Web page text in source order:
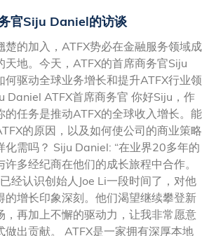
官Siju Daniel的访谈
楚的加入，ATFX势必在金融服务领域成
天地。今天，ATFX的首席商务官Siju
何驱动全球业务增长和提升ATFX行业领
Daniel ATFX首席商务官 你好Siju，作
的任务是推动ATFX的全球收入增长。能
的原因，以及如何使公司的商业策略
化需吗？ Siju Daniel: “在业界20多年的
多经纪商在他们的成长旅程中合作。
经认识创始人Joe Li一段时间了，对他
的增长印象深刻。他们渴望继续攀登新
，再加上不懈的驱动力，让我非常愿意
做出贡献。 ATFX是一家拥有深厚本地